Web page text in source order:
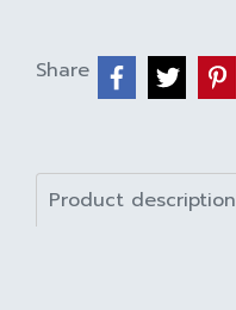
Share
Product description